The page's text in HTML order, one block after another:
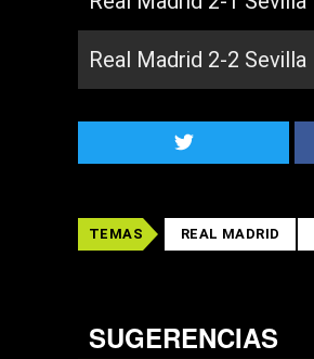
Real Madrid 2-2 Sevilla
TEMAS REAL MADRID
SUGERENCIAS